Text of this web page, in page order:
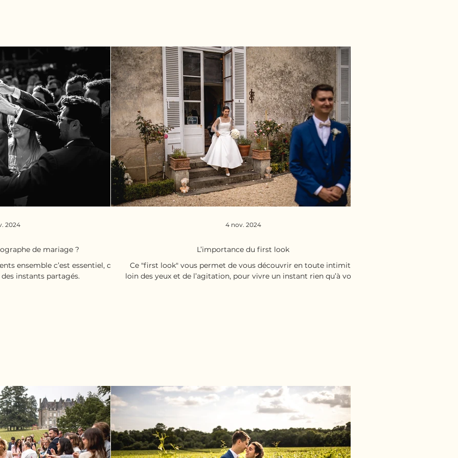
de mariage ?
ensemble c’est essentiel, que
instants partagés.
2024
L’importance du first look
Ce "first look" vous permet de vous découvrir en toute intimité,
loin des yeux et de l’agitation, pour vivre un instant rien qu’à vous.
4 nov. 2024